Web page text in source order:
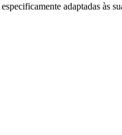
adaptadas às